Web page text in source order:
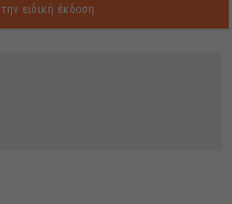
την ειδική έκδοση